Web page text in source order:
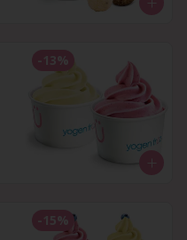
-13%
-15%